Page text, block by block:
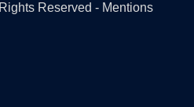
Reserved - Mentions